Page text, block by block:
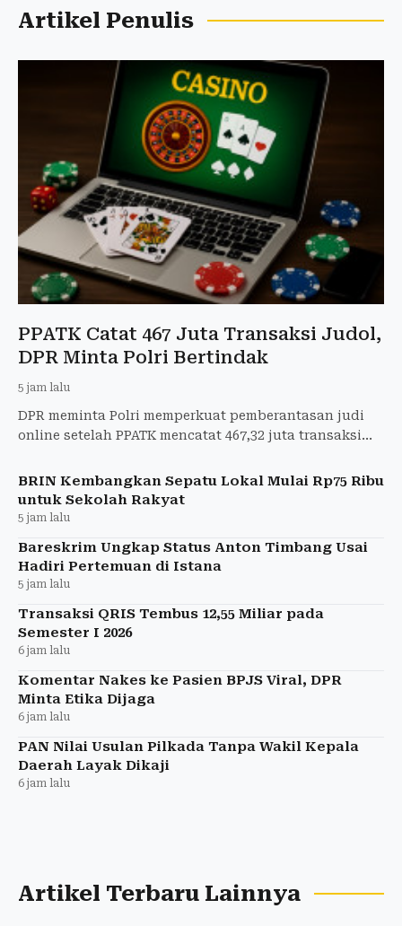
Artikel Penulis
PPATK Catat 467 Juta Transaksi Judol,
DPR Minta Polri Bertindak
5 jam lalu
DPR meminta Polri memperkuat pemberantasan judi
online setelah PPATK mencatat 467,32 juta transaksi
BRIN Kembangkan Sepatu Lokal Mulai Rp75 Ribu
untuk Sekolah Rakyat
5 jam lalu
Bareskrim Ungkap Status Anton Timbang Usai
Hadiri Pertemuan di Istana
5 jam lalu
Transaksi QRIS Tembus 12,55 Miliar pada
Semester I 2026
6 jam lalu
Komentar Nakes ke Pasien BPJS Viral, DPR
Minta Etika Dijaga
6 jam lalu
PAN Nilai Usulan Pilkada Tanpa Wakil Kepala
Daerah Layak Dikaji
6 jam lalu
Artikel Terbaru Lainnya